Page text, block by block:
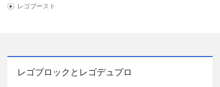
レゴブースト
レゴブロックとレゴデュプロ